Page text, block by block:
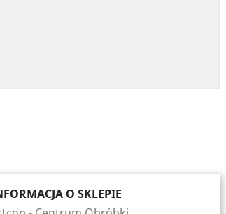
O SKLEPIE